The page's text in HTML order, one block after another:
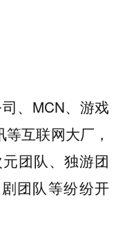
、MCN、游戏
互联网大厂，
团队、独游团
团队等纷纷开